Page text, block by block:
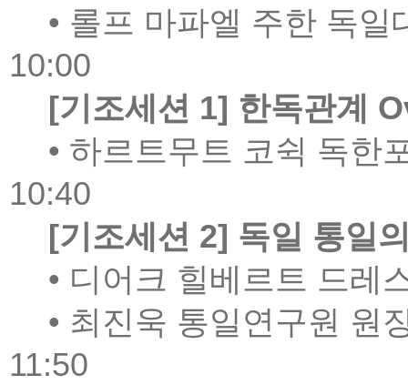
• 롤프 마파엘 주한 독일
10:00
[기조세션 1] 한독관계
• 하르트무트 코쉭 독한
10:40
[기조세션 2] 독일 통일
• 디어크 힐베르트 드레
• 최진욱 통일연구원 원
11:50